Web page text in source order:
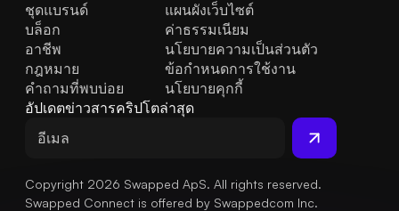
ชุดแบรนด์
บล็อก
คำถามที่พบบ่อย
กฎหมาย
อาชีพ
แผนผังเว็บไซต์
ค่าธรรมเนียม
นโยบายความเป็นส่วนตัว
ข้อกำหนดการใช้งาน
นโยบายคุกกี้
อัปเดตข่าวสารคริปโตล่าสุด
Copyright 2026 Swapped ApS. All rights reserved.
Swapped Connect is offered by Swappedcom Inc.